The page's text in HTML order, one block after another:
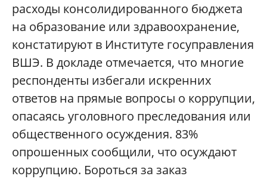
расходы консолидированного бюджета
на образование или здравоохранение,
констатируют в Институте госуправления
ВШЭ. В докладе отмечается, что многие
респонденты избегали искренних
ответов на прямые вопросы о коррупции,
опасаясь уголовного преследования или
общественного осуждения. 83%
опрошенных сообщили, что осуждают
коррупцию. Бороться за заказ